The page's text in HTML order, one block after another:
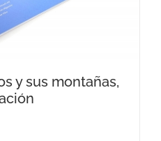
y sus montañas,